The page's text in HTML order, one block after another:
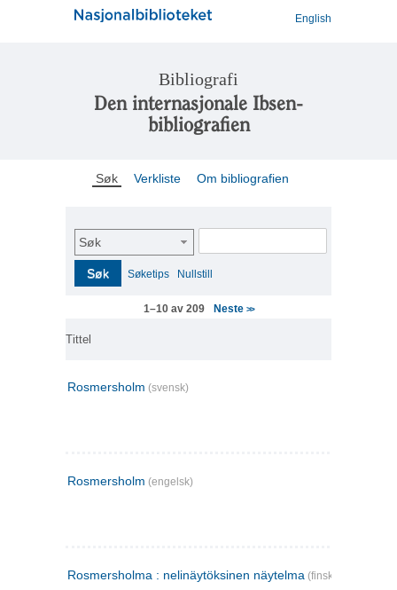
English
Bibliografi
Den internasjonale Ibsen-
bibliografien
Søk Verkliste Om bibliografien
Søk
Søk Søketips Nullstill
1–10 av 209 Neste >>
Tittel
Rosmersholm (svensk)
Rosmersholm (engelsk)
Rosmersholma : nelinäytöksinen näytelma (finsk)